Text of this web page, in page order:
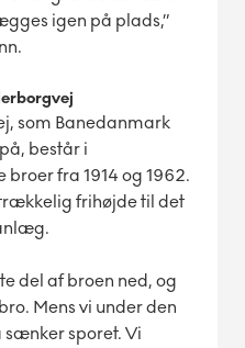
igen på plads,”
som Banedanmark
består i
fra 1914 og 1962.
frihøjde til det
del af broen ned, og
Mens vi under den
sænker sporet. Vi